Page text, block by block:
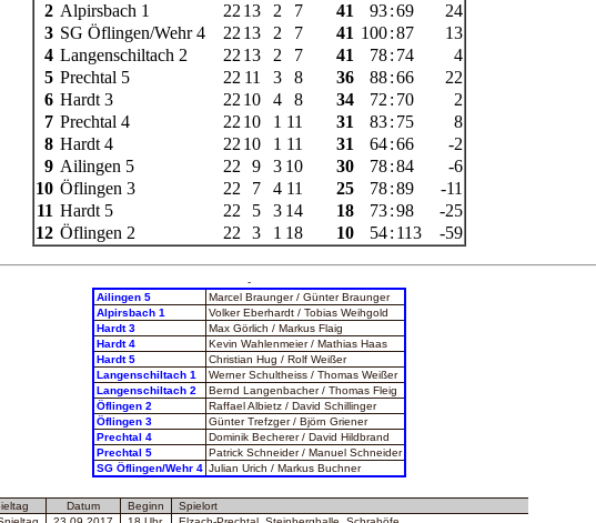
2 Alpirsbach 1 22 13 2 7 41 93 :69
24
3 SG Öflingen/Wehr 4 22 13 2 7 41 100 :87
13
4 Langenschiltach 2 22 13 2 7 41 78 : 74
4
5 Prechtal 5 22 11 3 8 36 88 :66
22
6 Hardt 3 22 10 4 8 34 72 : 70
2
7 Prechtal 4 22 10 1 11 31 83 : 75
8
8 Hardt 4 22 10 1 11 31 64 :66
-2
9 Ailingen 5 22 9 3 10 30 78 :84
-6
10 Öflingen 3 22 7 4 11 25 78 :89
-11
11 Hardt 5 22 5 3 14 18 73 :98
-25
12 Öflingen 2 22 3 1 18 10 54 : 113 -59
-
Ailingen 5
Marcel Braunger / Günter Braunger
Alpirsbach 1
Volker Eberhardt / Tobias Weihgold
Hardt 3
Max Görlich / Markus Flaig
Hardt 4
Kevin Wahlenmeier / Mathias Haas
Hardt 5
Christian Hug / Rolf Weißer
Langenschiltach 1
Werner Schultheiss / Thomas Weißer
Langenschiltach 2
Bernd Langenbacher / Thomas Fleig
Öflingen 2
Raffael Albietz / David Schillinger
Öflingen 3
Günter Trefzger / Björn Griener
Prechtal 4
Dominik Becherer / David Hildbrand
Prechtal 5
Patrick Schneider / Manuel Schneider
SG Öflingen/Wehr 4 Julian Urich / Markus Buchner
Datum Beginn
Spielort